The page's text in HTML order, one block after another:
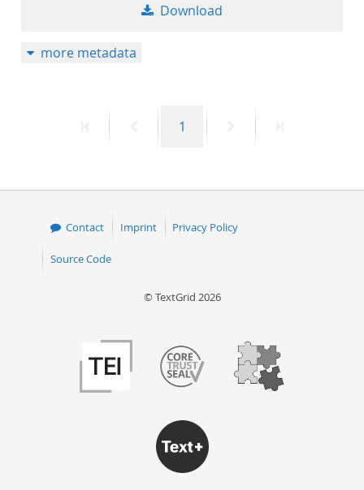
Download
more metadata
PreviousPage
1
Contact Imprint Privacy Policy
Source Code
© TextGrid 2026